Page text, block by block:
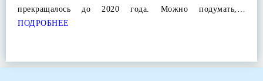
прекращалось до 2020 года. Можно подумать,…
ПОДРОБНЕЕ